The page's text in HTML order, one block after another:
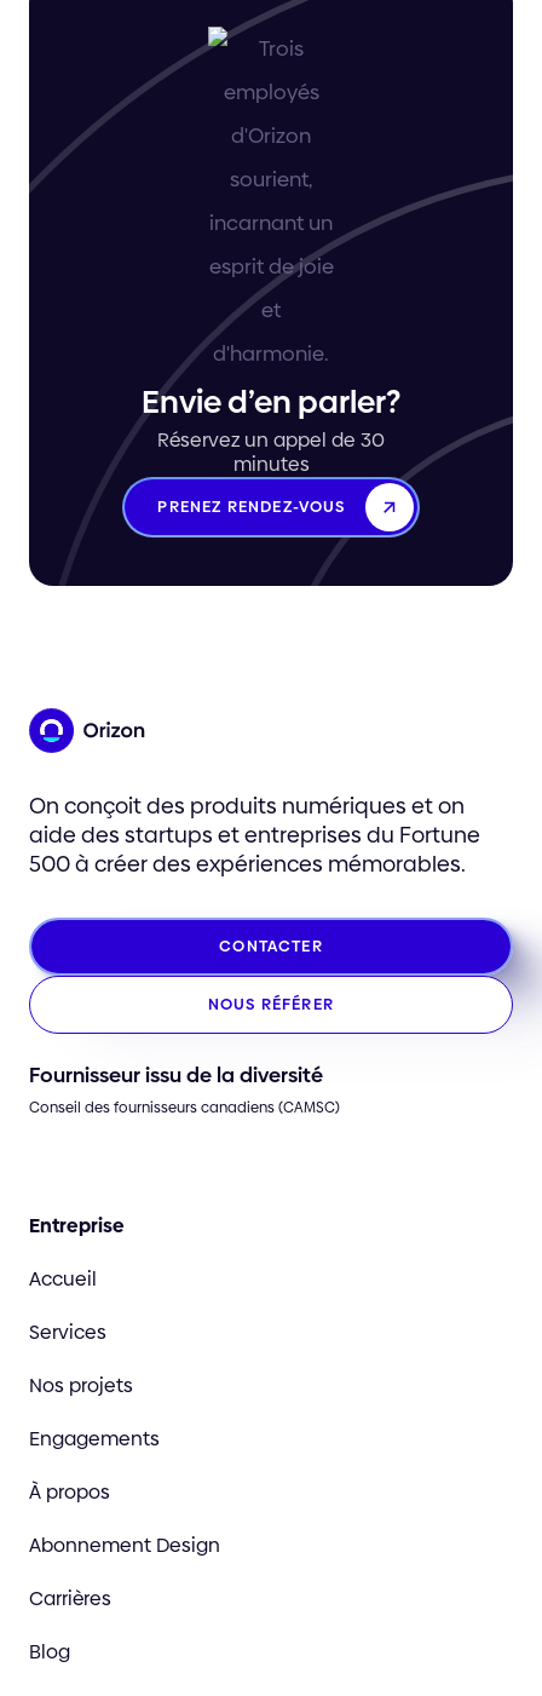
Envie d’en parler?
Réservez un appel de 30
minutes
PRENEZ RENDEZ-VOUS
On conçoit des produits numériques et on
aide des startups et entreprises du Fortune
500 à créer des expériences mémorables.
CONTACTER
NOUS RÉFÉRER
Fournisseur issu de la diversité
Conseil des fournisseurs canadiens (CAMSC)
Entreprise
Accueil
Services
Nos projets
Engagements
À propos
Abonnement Design
Carrières
Blog